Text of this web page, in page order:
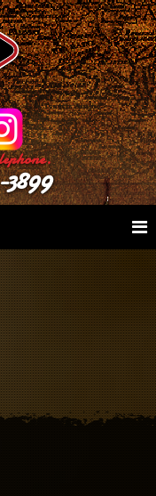
Stock List
報
Case Study
Factory